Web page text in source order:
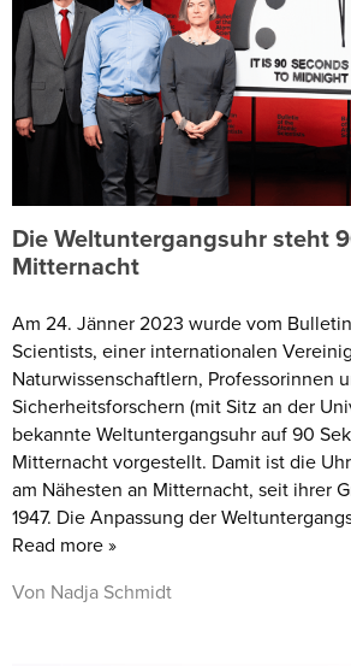
Die Weltuntergangsuhr steht
Mitternacht
Am 24. Jänner 2023 wurde vom
Scientists, einer internationalen
Naturwissenschaftlern, Professorinnen
Sicherheitsforschern (mit Sitz an der
bekannte Weltuntergangsuhr auf 90
Mitternacht vorgestellt. Damit ist die
am Nähesten an Mitternacht, seit ihrer
1947. Die Anpassung der
Read more »
Von Nadja Schmidt